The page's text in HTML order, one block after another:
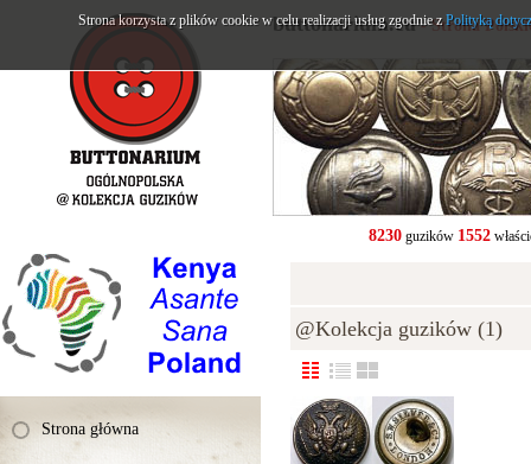
Strona główna
buttonarium.eu- Strona
8230guzików 1552
@Kolekcja guzików (1)
Strona korzysta z plików cookie w celu realizacji usług zgodnie zPolityką